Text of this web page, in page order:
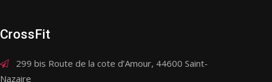
CrossFit
299 bis Route de la cote d’Amour, 44600 Saint-
Nazaire